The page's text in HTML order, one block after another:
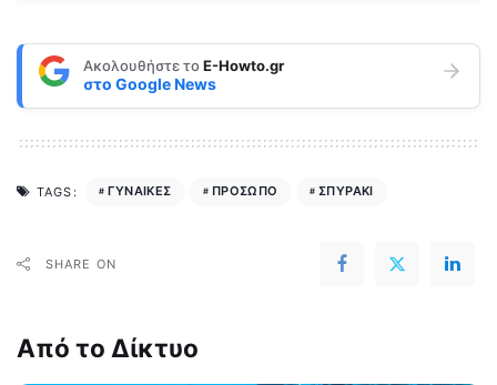
Ακολουθήστε τοE-Howto.gr
στο Google News
TAGS: ΓΥΝΑΙΚΕΣ ΠΡΟΣΩΠΟ ΣΠΥΡΑΚΙ
SHARE ON
Από το Δίκτυο